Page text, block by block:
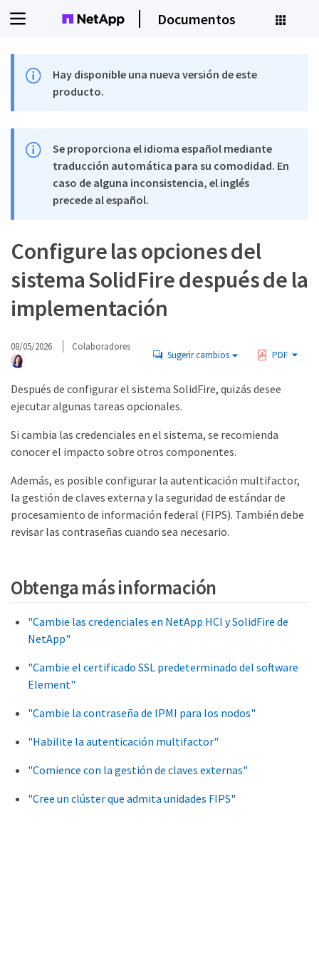
Documentos
Hay disponible una nueva versión de este
producto.
Se proporciona el idioma español mediante
traducción automática para su comodidad. En
caso de alguna inconsistencia, el inglés
precede al español.
Configure las opciones del
sistema SolidFire después de la
implementación
08/05/2026 Colaboradores
Sugerir cambios PDF
Después de configurar el sistema SolidFire, quizás desee
ejecutar algunas tareas opcionales.
Si cambia las credenciales en el sistema, se recomienda
conocer el impacto sobre otros componentes.
Además, es posible configurar la autenticación multifactor,
la gestión de claves externa y la seguridad de estándar de
procesamiento de información federal (FIPS). También debe
revisar las contraseñas cuando sea necesario.
Obtenga más información
"Cambie las credenciales en NetApp HCI y SolidFire de
NetApp"
"Cambie el certificado SSL predeterminado del software
Element"
"Cambie la contraseña de IPMI para los nodos"
"Habilite la autenticación multifactor"
"Comience con la gestión de claves externas"
"Cree un clúster que admita unidades FIPS"